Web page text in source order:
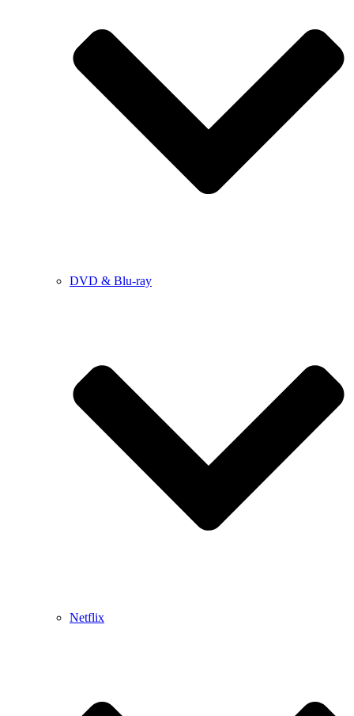
DVD & Blu-ray
Netflix